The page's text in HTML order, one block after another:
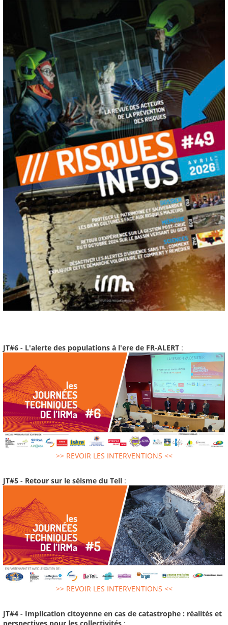
JT#6 - L'alerte des populations à l'ere de FR-ALERT :
>> REVOIR LES INTERVENTIONS <<
JT#5 - Retour sur le séisme du Teil :
>> REVOIR LES INTERVENTIONS <<
JT#4 - Implication citoyenne en cas de catastrophe : réalités et